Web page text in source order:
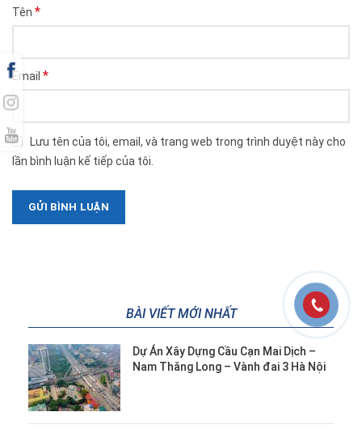
Tên *
Email *
Lưu tên của tôi, email, và trang web trong trình duyệt này cho
lần bình luận kế tiếp của tôi.
BÀI VIẾT MỚI NHẤT
Dự Án Xây Dựng Cầu Cạn Mai Dịch –
Nam Thăng Long – Vành đai 3 Hà Nội